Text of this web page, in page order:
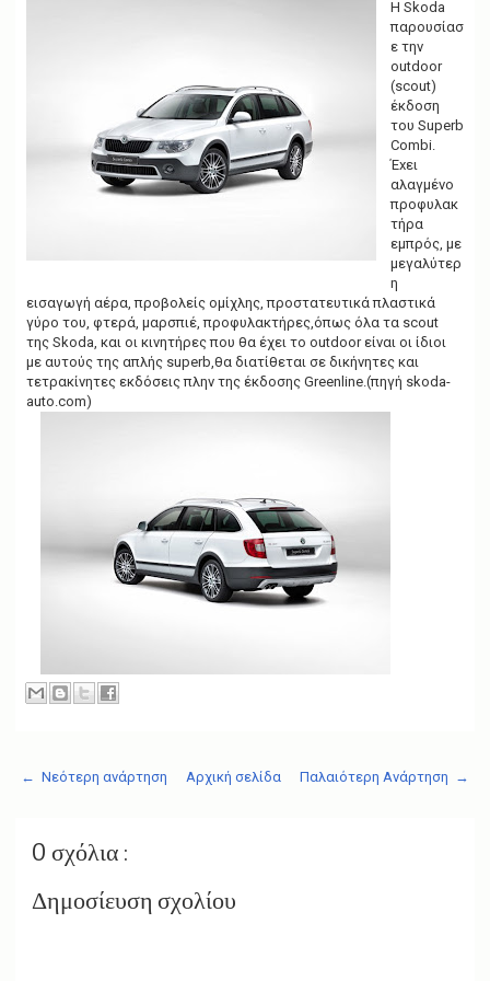
o
n
H Skoda
παρoυσίασ
ε την
outdoor
(scout)
έκδοση
του Superb
Combi.
Έxει
αλαγμένο
προφυλακ
τήρα
εμπρός, με
μεγαλύτερ
η
εισαγωγή αέρα, προβολείς ομίχλης, προστατευτικά πλαστικά
γύρο του, φτερά, μαρσπιέ, προφυλακτήρες,όπως όλα τα scout
της Skoda, και οι κινητήρες που θα έχει το outdoor είναι οι ίδιοι
με αυτούς της απλής superb,θα διατίθεται σε δικήνητες και
τετρακίνητες εκδόσεις πλην της έκδοσης Greenline.(πηγή skoda-
auto.com)
← Νεότερη ανάρτηση Παλαιότερη Ανάρτηση →
Αρχική σελίδα
0 σχόλια :
Δημοσίευση σχολίου